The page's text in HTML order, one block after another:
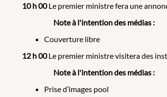
10 h 00Le premier ministre fera une
Note à l'intention des médias :
Couverture libre
12 h 00Le premier ministre visitera des
Note à l'intention des médias :
Prise d’images pool